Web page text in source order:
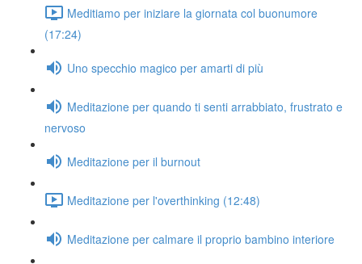
Meditiamo per iniziare la giornata col buonumore
(17:24)
Uno specchio magico per amarti di più
Meditazione per quando ti senti arrabbiato, frustrato e
nervoso
Meditazione per il burnout
Meditazione per l'overthinking (12:48)
Meditazione per calmare il proprio bambino interiore